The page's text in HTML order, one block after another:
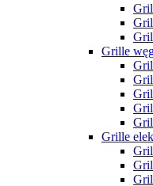
Grille
Grille